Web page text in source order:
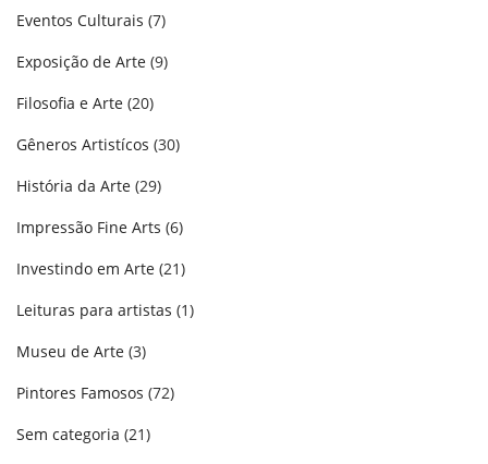
Eventos Culturais (7)
Exposição de Arte (9)
Filosofia e Arte (20)
Gêneros Artistícos (30)
História da Arte (29)
Impressão Fine Arts (6)
Investindo em Arte (21)
Leituras para artistas (1)
Museu de Arte (3)
Pintores Famosos (72)
Sem categoria (21)